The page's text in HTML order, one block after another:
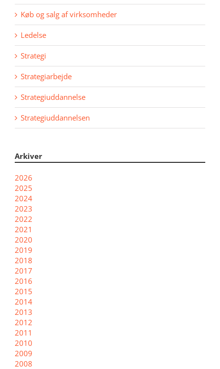
Køb og salg af virksomheder
Ledelse
Strategi
Strategiarbejde
Strategiuddannelse
Strategiuddannelsen
Arkiver
2026
2025
2024
2023
2022
2021
2020
2019
2018
2017
2016
2015
2014
2013
2012
2011
2010
2009
2008